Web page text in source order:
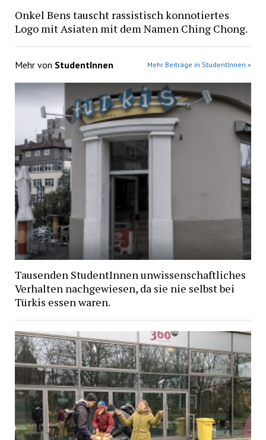
Onkel Bens tauscht rassistisch konnotiertes
Logo mit Asiaten mit dem Namen Ching Chong.
Mehr von StudentInnen Mehr Beiträge in StudentInnen »
Tausenden StudentInnen unwissenschaftliches
Verhalten nachgewiesen, da sie nie selbst bei
Türkis essen waren.